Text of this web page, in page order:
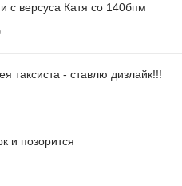
с версуса Катя со 140бпм
таксиста - ставлю дизлайк!!!
и позорится